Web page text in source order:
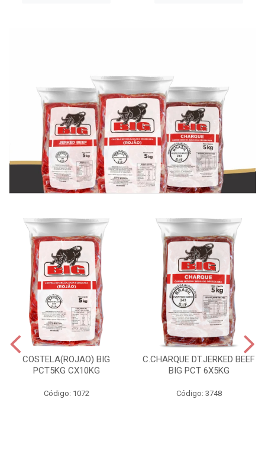
COSTELA(ROJAO) BIG
PCT5KG CX10KG
Código: 1072
C.CHARQUE DT.JERKED BEEF
BIG PCT 6X5KG
Código: 3748